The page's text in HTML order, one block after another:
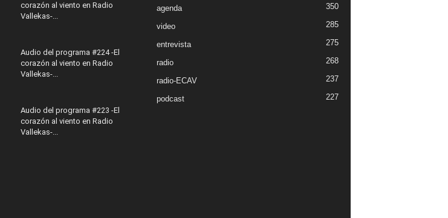
corazón al viento en Radio
Vallekas-...
Audio del programa #224 -El
corazón al viento en Radio
Vallekas-...
Audio del programa #223 -El
corazón al viento en Radio
Vallekas-...
agenda 350
video 285
entrevista 275
radio 268
radio-ECAV 237
podcast 227